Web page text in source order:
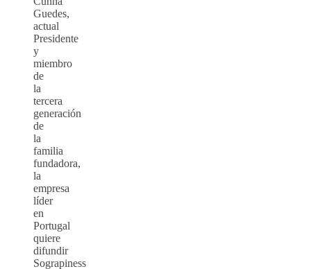
Guedes,
actual
Presidente
y
miembro
de
la
tercera
generación
de
la
familia
fundadora,
la
empresa
líder
en
Portugal
quiere
difundir
Sograpiness